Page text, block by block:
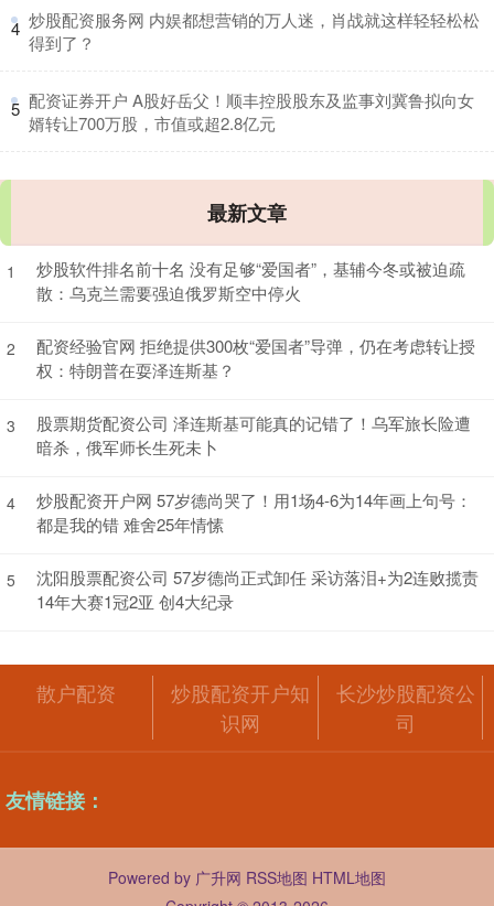
4 ​炒股配资服务网 内娱都想营销的万人迷，肖战就这样轻轻松松
得到了？
5 ​配资证券开户 A股好岳父！顺丰控股股东及监事刘冀鲁拟向女
婿转让700万股，市值或超2.8亿元
最新文章
1
炒股软件排名前十名 没有足够“爱国者”，基辅今冬或被迫疏
散：乌克兰需要强迫俄罗斯空中停火
2
配资经验官网 拒绝提供300枚“爱国者”导弹，仍在考虑转让授
权：特朗普在耍泽连斯基？
3
股票期货配资公司 泽连斯基可能真的记错了！乌军旅长险遭
暗杀，俄军师长生死未卜
4
炒股配资开户网 57岁德尚哭了！用1场4-6为14年画上句号：
都是我的错 难舍25年情愫
5
沈阳股票配资公司 57岁德尚正式卸任 采访落泪+为2连败揽责
14年大赛1冠2亚 创4大纪录
散户配资
炒股配资开户知
识网
长沙炒股配资公
司
友情链接：
Powered by 广升网 RSS地图 HTML地图